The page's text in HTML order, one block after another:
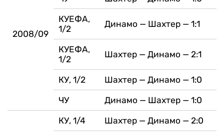
2008/09
КУЕФА,
1/2
Динамо — Шахтер — 1:1
КУЕФА,
1/2
Шахтер — Динамо — 2:1
КУ, 1/2 Шахтер — Динамо — 1:0
ЧУ Динамо — Шахтер — 1:0
КУ, 1/4 Шахтер — Динамо — 2:0